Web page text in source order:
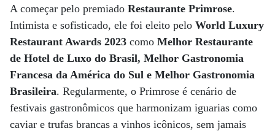
A começar pelo premiado Restaurante Primrose.
Intimista e sofisticado, ele foi eleito pelo World Luxury
Restaurant Awards 2023 como Melhor Restaurante
de Hotel de Luxo do Brasil, Melhor Gastronomia
Francesa da América do Sul e Melhor Gastronomia
Brasileira. Regularmente, o Primrose é cenário de
festivais gastronômicos que harmonizam iguarias como
caviar e trufas brancas a vinhos icônicos, sem jamais